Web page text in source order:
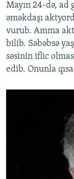
Mayın 24-də, ad
əməkdaşı
vurub. Amma
bilib. Səbəbsə
səsinin iflic
edib. Onunla